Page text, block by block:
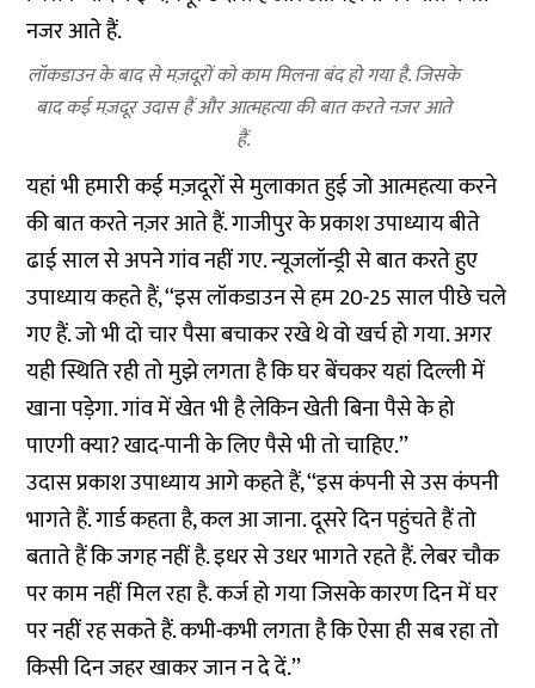
लॉकडाउन के बाद से मज़दूरों को काम मिलना बंद हो गया है. जिसके
बाद कई मज़दूर उदास हैं और आत्महत्या की बात करते नजर आते
हैं.
यहां भी हमारी कई मज़दूरों से मुलाकात हुई जो आत्महत्या करने
की बात करते नज़र आते हैं. गाजीपुर के प्रकाश उपाध्याय बीते
ढाई साल से अपने गांव नहीं गए. न्यूजलॉन्ड्री से बात करते हुए
उपाध्याय कहते हैं, ‘‘इस लॉकडाउन से हम 20-25 साल पीछे चले
गए हैं. जो भी दो चार पैसा बचाकर रखे थे वो खर्च हो गया. अगर
यही स्थिति रही तो मुझे लगता है कि घर बेंचकर यहां दिल्ली में
खाना पड़ेगा. गांव में खेत भी है लेकिन खेती बिना पैसे के हो
पाएगी क्या? खाद-पानी के लिए पैसे भी तो चाहिए.’’
उदास प्रकाश उपाध्याय आगे कहते हैं, ‘‘इस कंपनी से उस कंपनी
भागते हैं. गार्ड कहता है, कल आ जाना. दूसरे दिन पहुंचते हैं तो
बताते हैं कि जगह नहीं है. इधर से उधर भागते रहते हैं. लेबर चौक
पर काम नहीं मिल रहा है. कर्ज हो गया जिसके कारण दिन में घर
पर नहीं रह सकते हैं. कभी-कभी लगता है कि ऐसा ही सब रहा तो
किसी दिन जहर खाकर जान न दे दें.’’